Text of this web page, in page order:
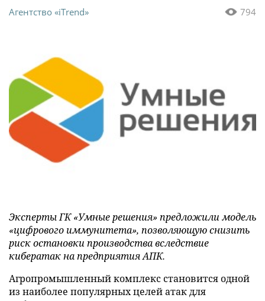
794
Агентство «iTrend»
Эксперты ГК «Умные решения» предложили модель
«цифрового иммунитета», позволяющую снизить
риск остановки производства вследствие
кибератак на предприятия АПК.
Агропромышленный комплекс становится одной
из наиболее популярных целей атак для